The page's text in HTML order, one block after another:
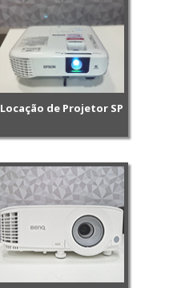
Locação de Projetor SP